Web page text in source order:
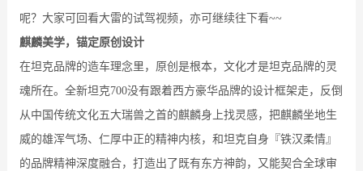
呢？大家可回看大雷的试驾视频，亦可继续往下看~~
麒麟美学，锚定原创设计
在坦克品牌的造车理念里，原创是根本，文化才是坦克品牌的灵
魂所在。全新坦克700没有跟着西方豪华品牌的设计框架走，反倒
从中国传统文化五大瑞兽之首的麒麟身上找灵感，把麒麟坐地生
威的雄浑气场、仁厚中正的精神内核，和坦克自身『铁汉柔情』
的品牌精神深度融合，打造出了既有东方神韵，又能契合全球审